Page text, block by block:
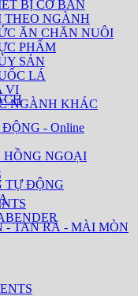
BỊ CƠ BẢN
THEO NGÀNH
ĂN CHĂN NUÔI
PHẨM
SẢN
LÁ
VỊ
NGÀNH KHÁC
- Online
HỒNG NGOẠI
TỰ ĐỘNG
- TAN RÃ - MÀI MÒN